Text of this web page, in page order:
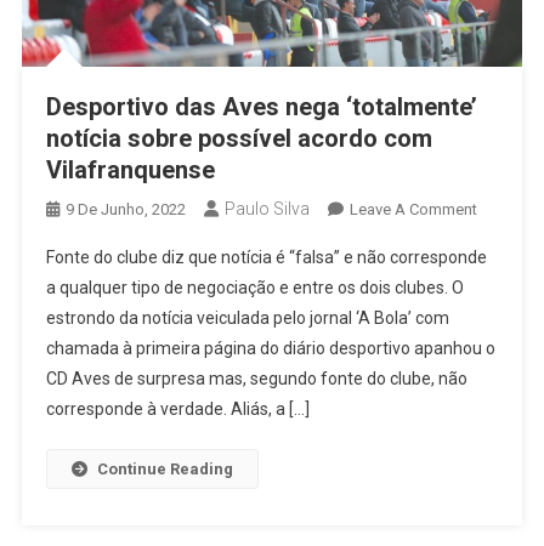
Desportivo das Aves nega ‘totalmente’
notícia sobre possível acordo com
Vilafranquense
9 De Junho, 2022 Paulo Silva Leave A CommentOn
Das
Fonte do clube diz que notícia é “falsa” e não corresponde
a qualquer tipo de negociação e entre os dois clubes. O
estrondo da notícia veiculada pelo jornal ‘A Bola’ com
chamada à primeira página do diário desportivo apanhou o
CD Aves de surpresa mas, segundo fonte do clube, não
corresponde à verdade. Aliás, a […]
Continue Reading